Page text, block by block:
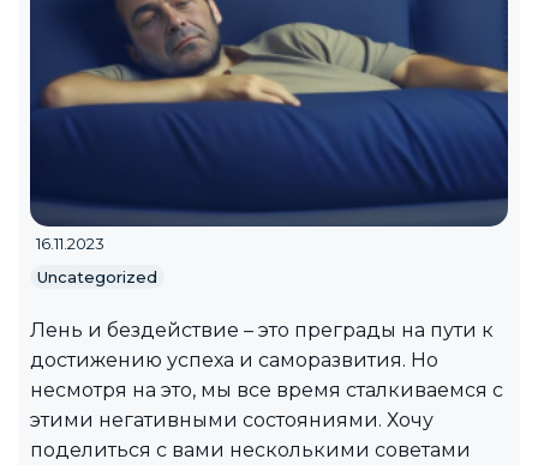
16.11.2023
Uncategorized
Лень и бездействие – это преграды на пути к
достижению успеха и саморазвития. Но
несмотря на это, мы все время сталкиваемся с
этими негативными состояниями. Хочу
поделиться с вами несколькими советами